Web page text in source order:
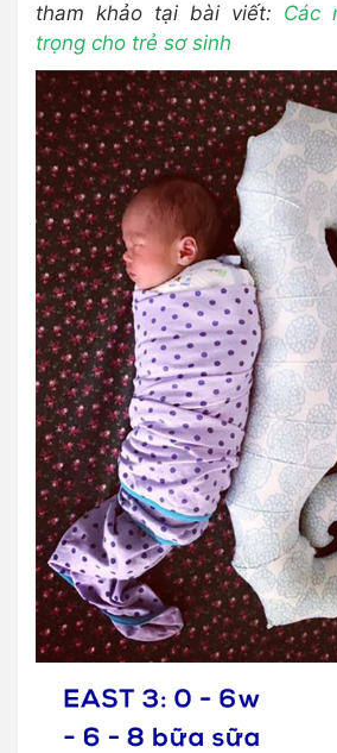
tham khảo tại bài viết: Các
trọng cho trẻ sơ sinh